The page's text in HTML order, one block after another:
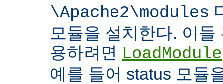
\Apache2\modules
모듈을 설치한다. 이
용하려면 LoadModule
예를 들어 status 모듈